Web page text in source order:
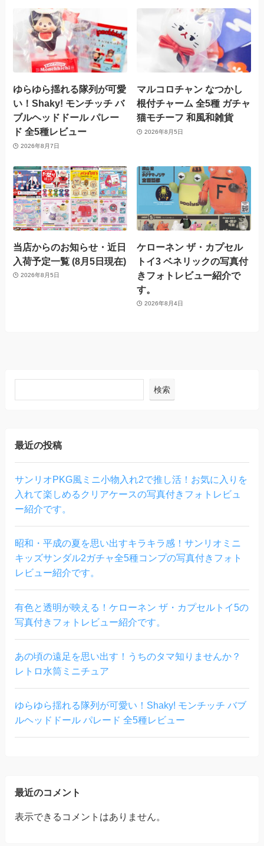
ゆらゆら揺れる隊列が可愛
い！Shaky! モンチッチ バ
ブルヘッドドール パレー
ド 全5種レビュー
2026年8月7日
マルコロチャン なつかし
根付チャーム 全5種 ガチャ
猫モチーフ 和風和雑貨
2026年8月5日
当店からのお知らせ・近日
入荷予定一覧 (8月5日現在)
2026年8月5日
ケローネン ザ・カプセル
トイ3 ベネリックの写真付
きフォトレビュー紹介で
す。
2026年8月4日
検索
最近の投稿
サンリオPKG風ミニ小物入れ2で推し活！お気に入りを
入れて楽しめるクリアケースの写真付きフォトレビュ
ー紹介です。
昭和・平成の夏を思い出すキラキラ感！サンリオミニ
キッズサンダル2ガチャ全5種コンプの写真付きフォト
レビュー紹介です。
有色と透明が映える！ケローネン ザ・カプセルトイ5の
写真付きフォトレビュー紹介です。
あの頃の遠足を思い出す！うちのタマ知りませんか？
レトロ水筒ミニチュア
ゆらゆら揺れる隊列が可愛い！Shaky! モンチッチ バブ
ルヘッドドール パレード 全5種レビュー
最近のコメント
表示できるコメントはありません。